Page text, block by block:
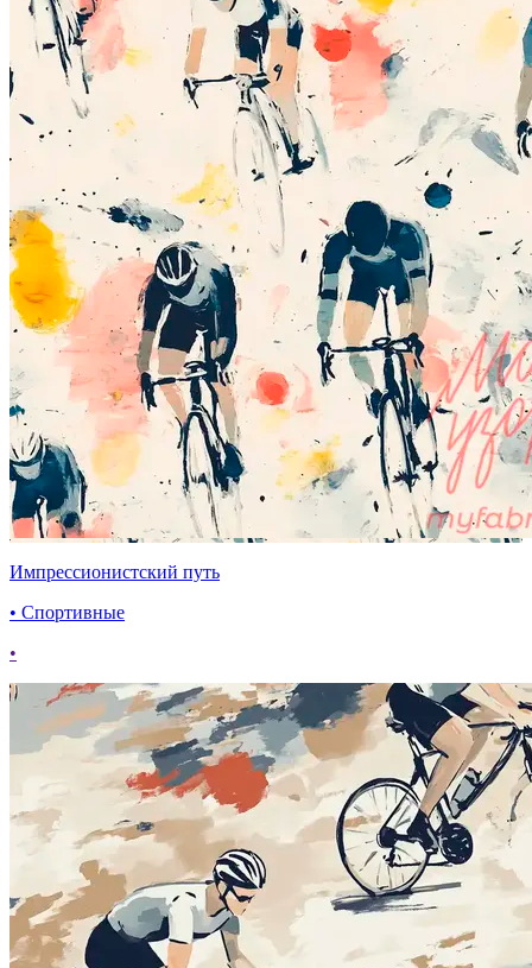
Импрессионистский путь
• Спортивные
•